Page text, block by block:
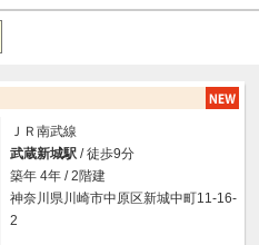
ＪＲ南武線
武蔵新城駅 / 徒歩9分
築年 4年 / 2階建
神奈川県川崎市中原区新城中町11-16-
2